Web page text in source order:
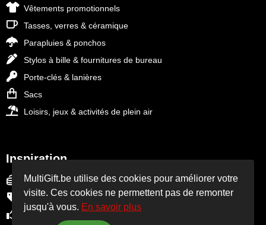
Vêtements promotionnels
Tasses, verres & céramique
Parapluies & ponchos
Stylos à bille & fournitures de bureau
Porte-clés & lanières
Sacs
Loisirs, jeux & activités de plein air
Inspiration
Vente finale, stocks limités
Outlet cadeaux d’affaires
MultiGift.be utilise des cookies pour améliorer votre
visite. Ces cookies ne permettent pas de remonter
jusqu'à vous. En savoir plus